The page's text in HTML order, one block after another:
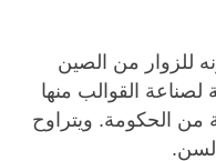
للزوار من الصين
القوالب منها
الحكومة. ويتراوح